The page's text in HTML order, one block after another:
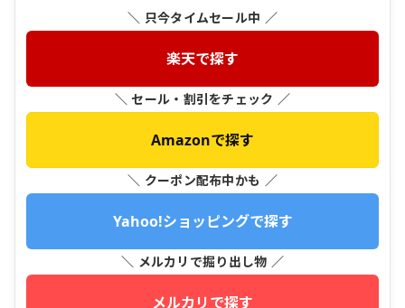
＼ 只今タイムセール中 ／
楽天で探す
＼ セール・割引をチェック ／
Amazonで探す
＼ クーポン配布中かも ／
Yahoo!ショッピングで探す
＼ メルカリで掘り出し物 ／
メルカリで探す